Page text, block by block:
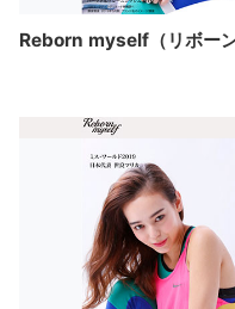
Reborn myself（リボー